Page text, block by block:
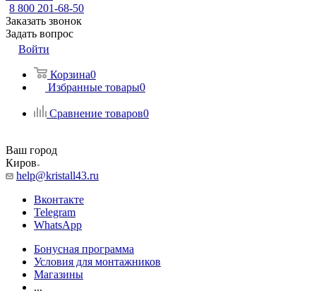
8 800 201-68-50
Заказать звонок
Задать вопрос
Войти
Корзина0
Избранные товары0
Сравнение товаров0
Ваш город
Киров
help@kristall43.ru
Вконтакте
Telegram
WhatsApp
Бонусная программа
Условия для монтажников
Магазины
...